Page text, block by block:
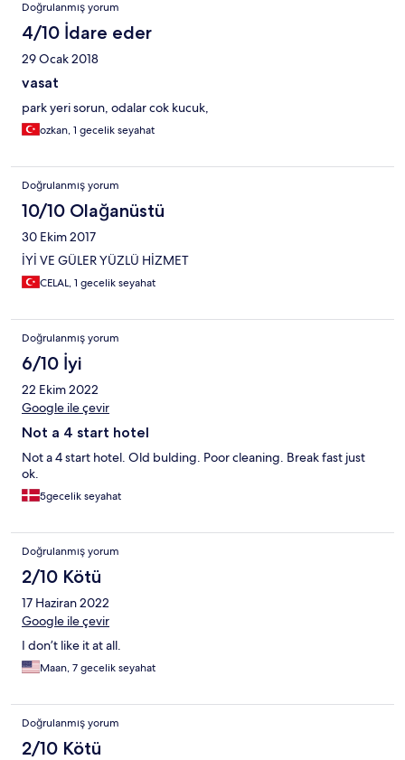
Doğrulanmış yorum
4/10 İdare eder
29 Ocak 2018
vasat
park yeri sorun, odalar cok kucuk,
ozkan, 1 gecelik seyahat
Doğrulanmış yorum
10/10 Olağanüstü
30 Ekim 2017
İYİ VE GÜLER YÜZLÜ HİZMET
CELAL, 1 gecelik seyahat
Doğrulanmış yorum
6/10 İyi
22 Ekim 2022
Google ile çevir
Not a 4 start hotel
Not a 4 start hotel. Old bulding. Poor cleaning. Break fast just
ok.
5gecelik seyahat
Doğrulanmış yorum
2/10 Kötü
17 Haziran 2022
Google ile çevir
I don’t like it at all.
Maan, 7 gecelik seyahat
Doğrulanmış yorum
2/10 Kötü